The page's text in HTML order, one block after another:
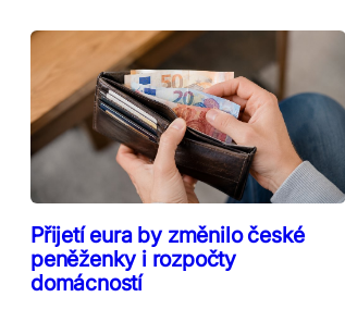
Přijetí eura by změnilo české
peněženky i rozpočty
domácností